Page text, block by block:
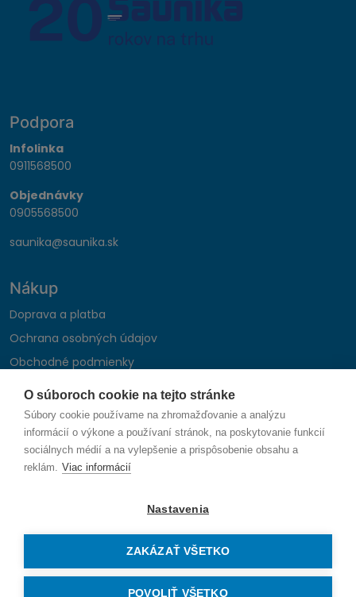
O súboroch cookie na tejto stránke
Súbory cookie používame na zhromažďovanie a analýzu
informácií o výkone a používaní stránok, na poskytovanie funkcií
sociálnych médií a na vylepšenie a prispôsobenie obsahu a
reklám. Viac informácií
Nastavenia
ZAKÁZAŤ VŠETKO
POVOLIŤ VŠETKO
Podpora
Infolinka
0911568500
Objednávky
0905568500
saunika@saunika.sk
Nákup
Doprava a platba
Ochrana osobných údajov
Obchodné podmienky
Reklamačný poriadok
Montáž autohifi
Formulár na odstúpenie od zmluvy
Sledujte nás
Vytvorené na mieru oddenva.sk